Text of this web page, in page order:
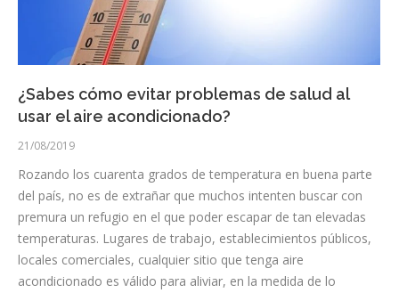
¿Sabes cómo evitar problemas de salud al
usar el aire acondicionado?
21/08/2019
Rozando los cuarenta grados de temperatura en buena parte
del país, no es de extrañar que muchos intenten buscar con
premura un refugio en el que poder escapar de tan elevadas
temperaturas. Lugares de trabajo, establecimientos públicos,
locales comerciales, cualquier sitio que tenga aire
acondicionado es válido para aliviar, en la medida de lo